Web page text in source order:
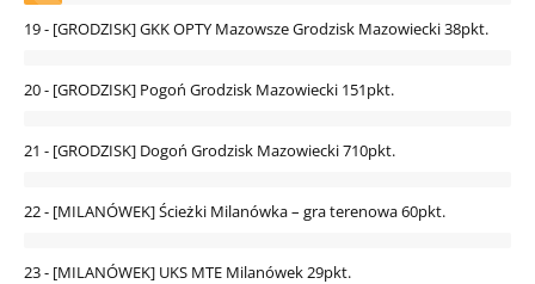
19 - [GRODZISK] GKK OPTY Mazowsze Grodzisk Mazowiecki38pkt.
20 - [GRODZISK] Pogoń Grodzisk Mazowiecki 151pkt.
21 - [GRODZISK] Dogoń Grodzisk Mazowiecki710pkt.
22 - [MILANÓWEK] Ścieżki Milanówka – gra terenowa60pkt.
23 - [MILANÓWEK] UKS MTE Milanówek29pkt.